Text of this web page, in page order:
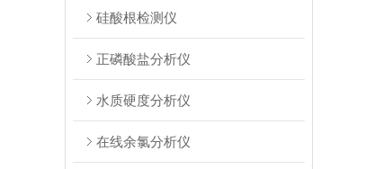
硅酸根检测仪
正磷酸盐分析仪
水质硬度分析仪
在线余氯分析仪